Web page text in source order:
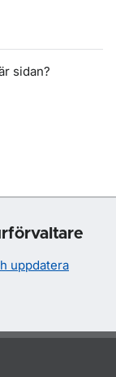
sidan?
uppdatera